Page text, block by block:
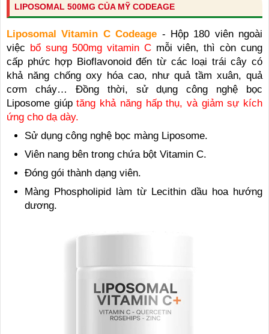
LIPOSOMAL 500MG CỦA MỸ CODEAGE
Liposomal Vitamin C Codeage - Hộp 180 viên ngoài
việc bổ sung 500mg vitamin C mỗi viên, thì còn cung
cấp phức hợp Bioflavonoid đến từ các loại trái cây có
khả năng chống oxy hóa cao, như quả tầm xuân, quả
cơm cháy… Đồng thời, sử dụng công nghệ bọc
Liposome giúptăng khả năng hấp thụ, và giảm sự kích
ứng cho dạ dày.
Sử dụng công nghệ bọc màng Liposome.
Viên nang bên trong chứa bột Vitamin C.
Đóng gói thành dạng viên.
Màng Phospholipid làm từ Lecithin dầu hoa hướng
dương.